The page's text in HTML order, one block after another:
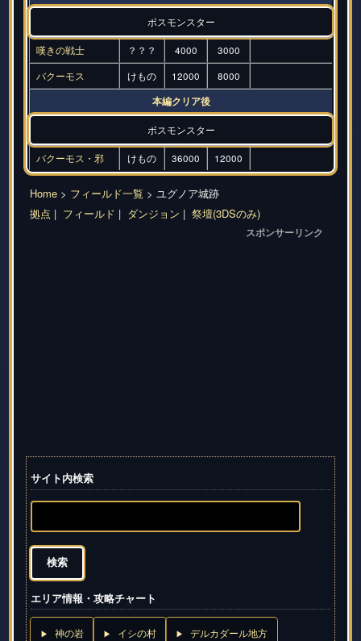
ボスモンスター
嘆きの戦士 ？？？ 4000
3000
バクーモス
けもの 12000 8000
本編クリア後
ボスモンスター
バクーモス・邪 けもの 36000 12000
Home > フィールド一覧 > ユグノア城跡
拠点 | フィールド | ダンジョン | 祭壇(3DSのみ)
スポンサーリンク
サイト内検索
エリア情報・攻略チャート
神の岩 イシの村 デルカダール地方